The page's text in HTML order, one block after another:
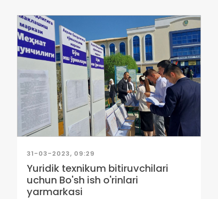
31-03-2023, 09:29
Yuridik texnikum bitiruvchilari
uchun Bo'sh ish o'rinlari
yarmarkasi